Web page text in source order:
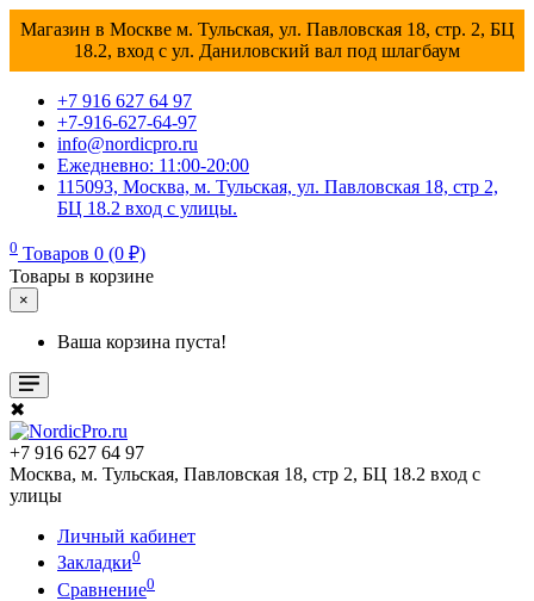
Магазин в Москве м. Тульская, ул. Павловская 18, стр. 2, БЦ
18.2, вход с ул. Даниловский вал под шлагбаум
+7 916 627 64 97
+7-916-627-64-97
info@nordicpro.ru
Ежедневно: 11:00-20:00
115093, Москва, м. Тульская, ул. Павловская 18, стр 2,
БЦ 18.2 вход с улицы.
0 Товаров 0 (0 ₽)
Товары в корзине
×
Ваша корзина пуста!
✖
+7 916 627 64 97
Москва, м. Тульская, Павловская 18, стр 2, БЦ 18.2 вход с
улицы
Личный кабинет
Закладки0
Сравнение0